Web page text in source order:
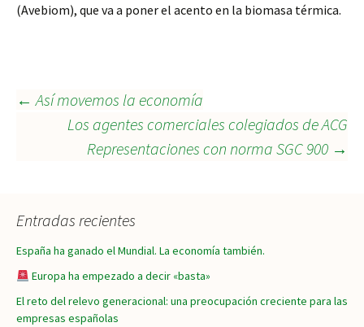
(Avebiom), que va a poner el acento en la biomasa térmica.
Navegación
entradas
← Así movemos la economía
Los agentes comerciales colegiados de ACG
Representaciones con norma SGC 900 →
Entradas recientes
España ha ganado el Mundial. La economía también.
Europa ha empezado a decir «basta»
El reto del relevo generacional: una preocupación creciente para las
empresas españolas